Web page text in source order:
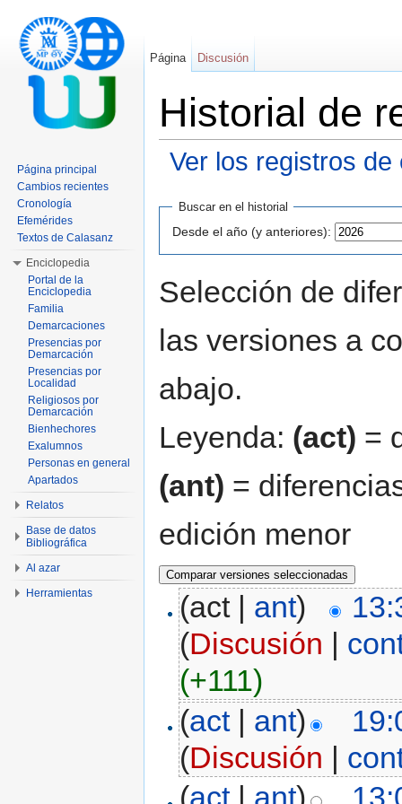
Historial de
Ver los registros de
Buscar en el historial
Desde el año (y anteriores):
Selección de
las versiones a
abajo.
Leyenda: (act) =
(ant) =
edición menor
(act | ant)
(Discusión |
(+111)
(act| ant)
(Discusión |
(act | ant)
Página Discusión
Página principal
Cambios recientes
Cronología
Efemérides
Textos de Calasanz
Enciclopedia
Portal de la
Enciclopedia
Familia
Demarcaciones
Presencias por
Demarcación
Presencias por
Localidad
Religiosos por
Demarcación
Bienhechores
Exalumnos
Personas en general
Apartados
Relatos
Base de datos
Bibliográfica
Al azar
Herramientas